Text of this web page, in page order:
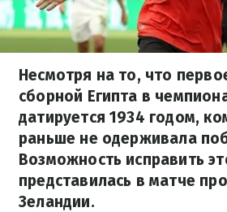
Несмотря на то, что
сборной Египта в
датируется 1934 годом,
раньше не одерживала
Возможность исправить
представилась в матче
Зеландии.